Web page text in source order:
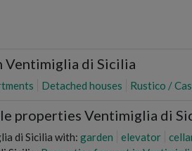
Ventimiglia di Sicilia
Detached houses Rustico /
properties Ventimiglia di
di Sicilia with: garden elevator